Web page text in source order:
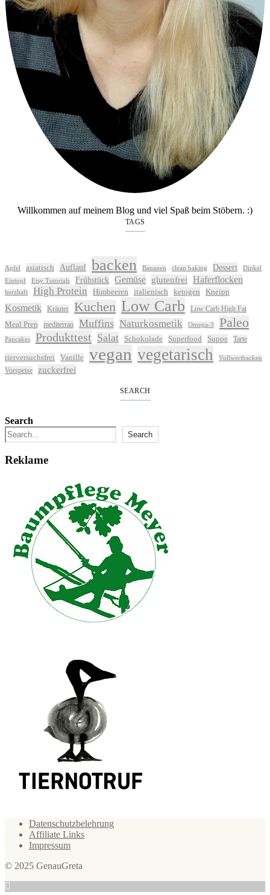
Willkommen auf meinem Blog und viel Spaß beim Stöbern. :)
TAGS
Apfel asiatisch Auflauf backen Bananen clean baking Dessert
Dinkel
Eintopf
Etsy Tutorials Frühstück Gemüse glutenfrei Haferflocken
herzhaft High Protein Himbeeren italienisch ketogen Kneipp
Kosmetik Kräuter Kuchen Low Carb Low Carb High Fat
Meal Prep mediterran Muffins Naturkosmetik Omega-3 Paleo
Pancakes Produkttest Salat Schokolade Superfood Suppe Tarte
tierversuchsfrei Vanille vegan vegetarisch Vollwertbacken
Vorspeise zuckerfrei
SEARCH
Search
Search
Reklame
Datenschutzbelehrung
Affiliate Links
Impressum
© 2025 GenauGreta